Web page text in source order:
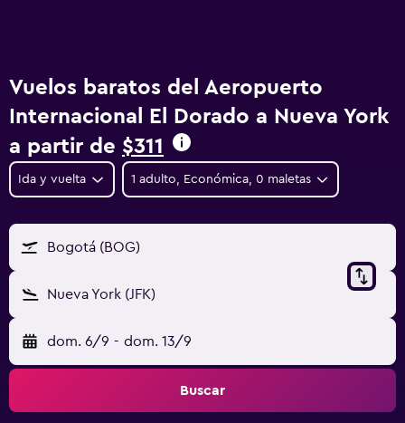
Vuelos baratos del Aeropuerto
Internacional El Dorado a Nueva York
a partir de $311
Ida y vuelta 1 adulto, Económica, 0 maletas
Bogotá (BOG)
Nueva York (JFK)
dom. 6/9 - dom. 13/9
Buscar